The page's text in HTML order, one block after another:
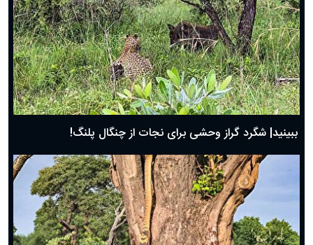
ببینید| شگرد گراز وحشی برای نجات از چنگال پلنگ!